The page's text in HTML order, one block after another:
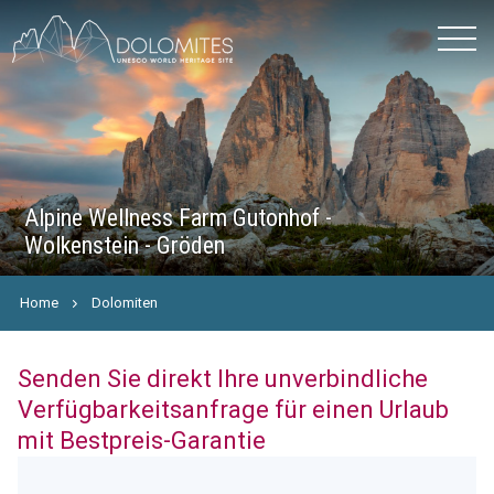
Alpine Wellness Farm Gutonhof -
Wolkenstein - Gröden
Home Dolomiten
Senden Sie direkt Ihre unverbindliche
Verfügbarkeitsanfrage für einen Urlaub
mit Bestpreis-Garantie